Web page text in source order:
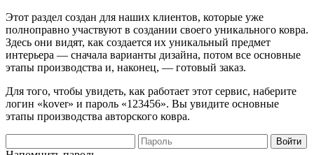
Этот раздел создан для наших клиентов, которые уже
полноправно участвуют в создании своего уникального ковра.
Здесь они видят, как создается их уникальный предмет
интерьера — сначала варианты дизайна, потом все основные
этапы производства и, наконец, — готовый заказ.
Для того, чтобы увидеть, как работает этот сервис, наберите
логин «kover» и пароль «123456». Вы увидите основные
этапы производства авторского ковра.